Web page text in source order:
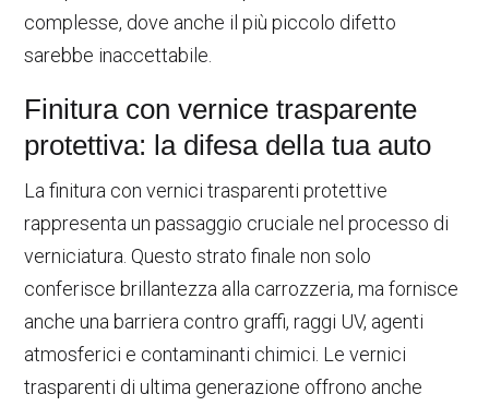
complesse, dove anche il più piccolo difetto
sarebbe inaccettabile.
Finitura con vernice trasparente
protettiva: la difesa della tua auto
La finitura con vernici trasparenti protettive
rappresenta un passaggio cruciale nel processo di
verniciatura. Questo strato finale non solo
conferisce brillantezza alla carrozzeria, ma fornisce
anche una barriera contro graffi, raggi UV, agenti
atmosferici e contaminanti chimici. Le vernici
trasparenti di ultima generazione offrono anche